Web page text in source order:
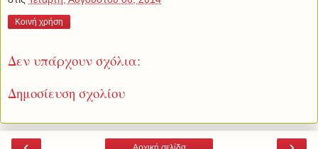
Κοινή χρήση
Δεν υπάρχουν σχόλια:
Δημοσίευση σχολίου